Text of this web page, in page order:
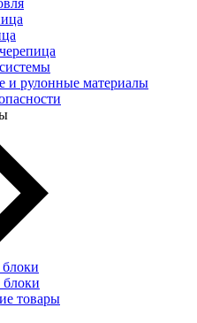
и рулонные материалы
блоки
товары